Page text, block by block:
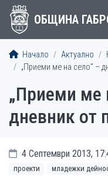
ОБЩИНА
Начало Актуално
„Приеми ме на село“ –
„Приеми ме
дневник от
4 Септември 2013,
проекти младежки